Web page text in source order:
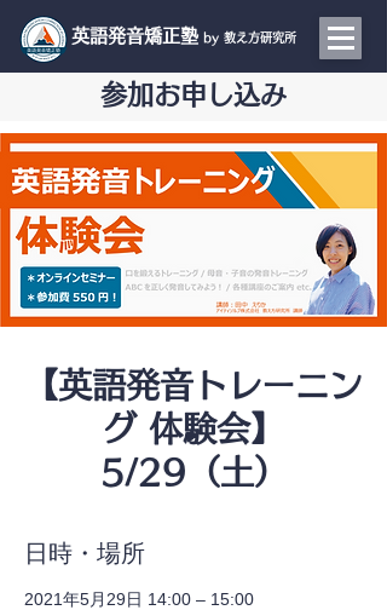
​英語発音矯正塾 by 教え方研究所
参加お申し込み
【英語発音トレーニン
グ 体験会】
5/29（土）
日時・場所
2021年5月29日 14:00 – 15:00